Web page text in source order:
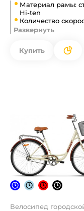
Материал рамы:
Hi-ten
Количество
Развернуть
Купить
Велосипед